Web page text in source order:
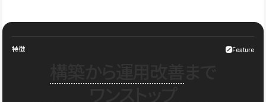
特徴 Feature